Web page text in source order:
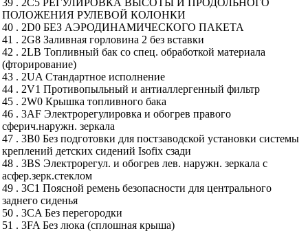
39 . 2C5 РЕГУЛИРОВКА ВЫСОТЫ И ПРОДОЛЬНОГО
ПОЛОЖЕНИЯ РУЛЕВОЙ КОЛОНКИ
40 . 2D0 БЕЗ АЭРОДИНАМИЧЕСКОГО ПАКЕТА
41 . 2G8 Заливная горловина 2 без вставки
42 . 2LB Топливный бак со спец. обработкой материала
(фторирование)
43 . 2UA Стандартное исполнение
44 . 2V1 Противопыльный и антиаллергенный фильтр
45 . 2W0 Крышка топливного бака
46 . 3AF Электрорегулировка и обогрев правого
сферич.наружн. зеркала
47 . 3B0 Без подготовки для постзаводской установки системы
креплений детских сидений Isofix сзади
48 . 3BS Электрорегул. и обогрев лев. наружн. зеркала с
асфер.зерк.стеклом
49 . 3C1 Поясной ремень безопасности для центрального
заднего сиденья
50 . 3CA Без перегородки
51 . 3FA Без люка (сплошная крыша)